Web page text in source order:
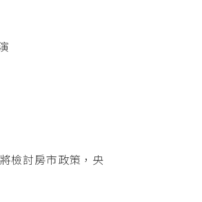
檢討房市政策，央